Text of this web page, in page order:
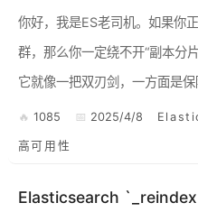
你好，我是ES老司机。如果你
群，那么你一定绕不开“副本分
它就像一把双刃剑，一方面是
键，另一方面也带来了写入开
1085 2025/4/8
高可用性
Elasticsearch